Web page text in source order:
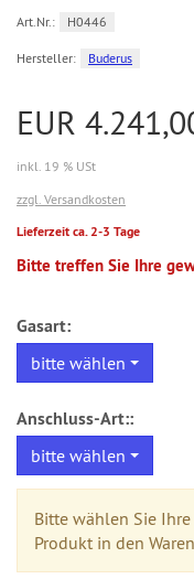
Art.Nr.: H0446
Hersteller: Buderus
EUR
inkl. 19 % USt
zzgl. Versandkosten
Lieferzeit ca. 2-3 Tage
Bitte treffen Sie Ihre
Gasart:
bitte wählen
Anschluss-Art::
bitte wählen
Bitte wählen Sie
Produkt in den